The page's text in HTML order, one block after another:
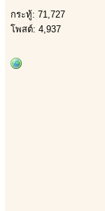
กระทู้: 71,727
โพสต์: 4,937